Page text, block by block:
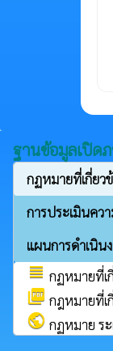
ฐานข้อมูลเปิด
กฏหมายที่เกี่ยว
การประเมินคว
แผนการดำเนิน
view_headline กฏหมายที่เ
picture_as_pdf กฎหมายที่เ
public กฏหมาย ร